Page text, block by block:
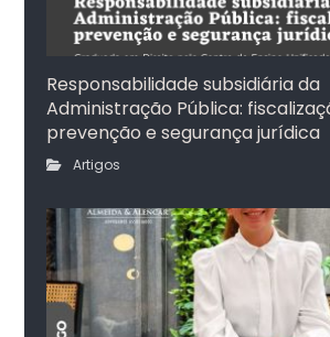
Responsabilidade subsidiária da
Administração Pública:
prevenção e segurança jurídica
Artigos